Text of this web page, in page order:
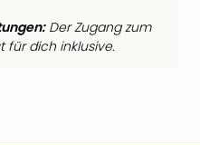
Der Zugang zum
für dich inklusive.